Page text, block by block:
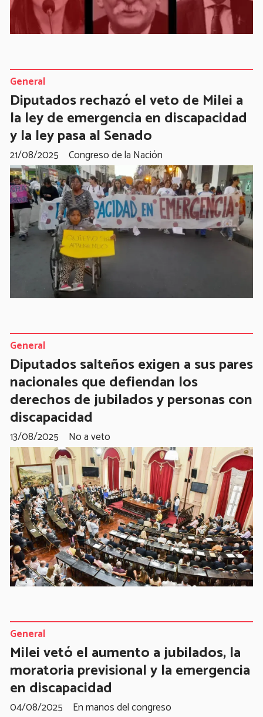
Diputados rechazó el veto de Milei a
la ley de emergencia en discapacidad
y la ley pasa al Senado
Congreso de la Nación
General
21/08/2025
Diputados salteños exigen a sus pares
nacionales que defiendan los
derechos de jubilados y personas con
discapacidad
No a veto
General
13/08/2025
Milei vetó el aumento a jubilados, la
moratoria previsional y la emergencia
en discapacidad
En manos del congreso
General
04/08/2025